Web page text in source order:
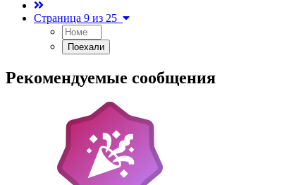
Страница 9 из 25
Рекомендуемые сообщения